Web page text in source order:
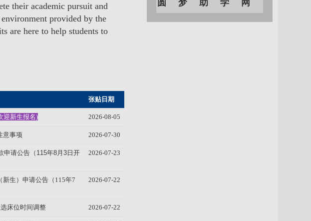
their academic pursuit and
provided by the
are here to help students to
张贴日期
迎新生报名) 2026-08-05
意事项 2026-07-30
申请公告（ 115年8月 3日开
2026-07-23
生）申请公告（115年7
2026-07-22
床位时间调整 2026-07-22
圆梦助学网